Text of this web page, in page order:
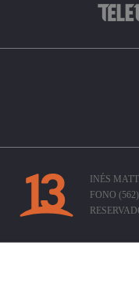
INÉS
FONO